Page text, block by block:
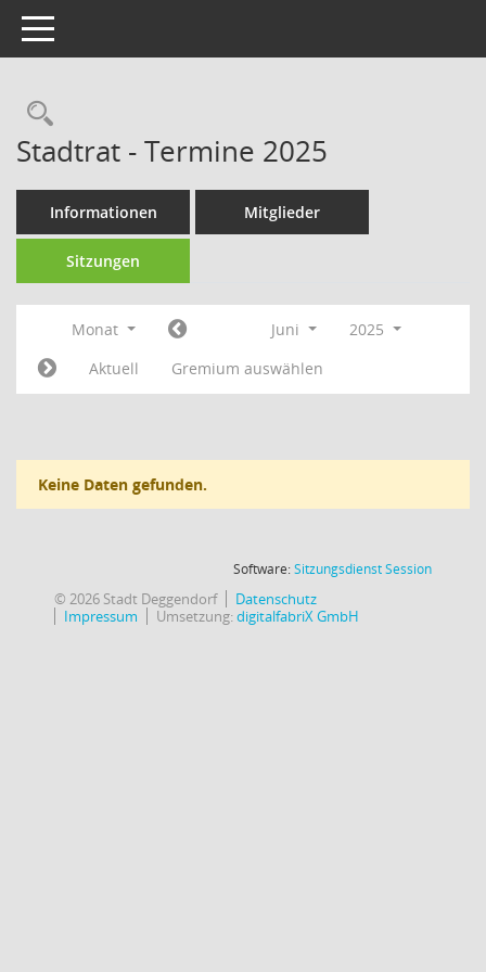
Toggle navigation
Rechercheauswahl
Stadtrat - Termine 2025
Informationen Mitglieder
Sitzungen
Monat Juni
2025
Aktuell
Gremium auswählen
Keine Daten gefunden.
Software:SitzungsdienstSession(Wird in
© 2026 Stadt Deggendorf
Datenschutz
Impressum
Umsetzung:digitalfabriX GmbH